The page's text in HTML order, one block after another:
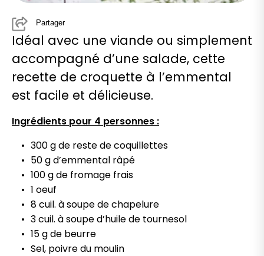
Partager
Idéal avec une viande ou simplement
accompagné d’une salade, cette
recette de croquette à l’emmental
est facile et délicieuse.
Ingrédients pour 4 personnes :
300 g de reste de coquillettes
50 g d’emmental râpé
100 g de fromage frais
1 oeuf
8 cuil. à soupe de chapelure
3 cuil. à soupe d’huile de tournesol
15 g de beurre
Sel, poivre du moulin